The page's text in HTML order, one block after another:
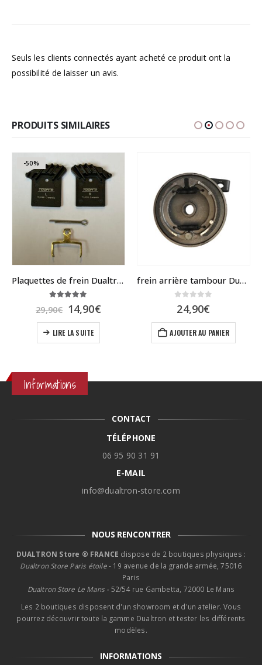
Seuls les clients connectés ayant acheté ce produit ont la
possibilité de laisser un avis.
PRODUITS SIMILAIRES
-50%
Plaquettes de frein Dualtron NUTT avec ailettes de refroidissement
29,90€ Le
prix
initial
était :
14,90€Le
LIRE LA SUITE
frein arrière tambour Dualtron Mini, Togo, POP
24,90€
AJOUTER AU PANIER
Informations
CONTACT
TÉLÉPHONE
06 95 90 31 91
E-MAIL
info@dualtron-store.com
NOUS RENCONTRER
DUALTRON Store ® FRANCE dispose de 2 boutiques physiques :
Dualtron Store Paris étoile- 19 avenue de la grande armée, 75016
Paris
Dualtron Store Le Mans - 52/54 rue Gambetta, 72000 Le Mans
Les 2 boutiques disposent d'un showroom et d'un atelier. Vous
pourrez découvrir toute la gamme Dualtron et tester les différents
modèles.
INFORMATIONS